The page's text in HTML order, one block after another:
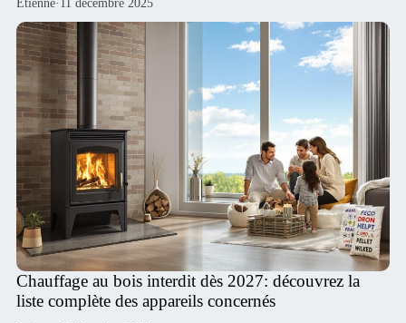
Etienne· 11 décembre 2025
Chauffage au bois interdit dès 2027: découvrez la
liste complète des appareils concernés